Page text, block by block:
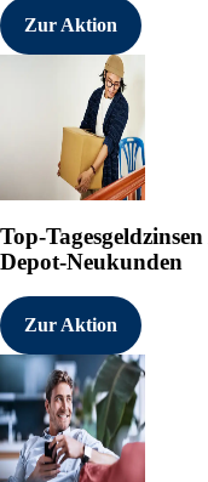
Zur Aktion
Top-Tagesgeldzinsen
Depot-Neukunden
Zur Aktion